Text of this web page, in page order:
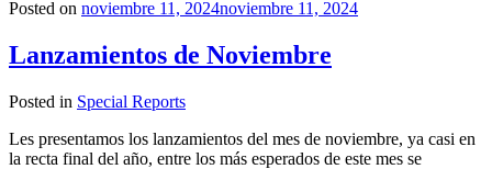
Flight
2024
son
locura"
Posted on noviembre 11, 2024noviembre 11, 2024
Lanzamientos de Noviembre
Posted in Special Reports
Les presentamos los lanzamientos del mes de noviembre, ya casi en
la recta final del año, entre los más esperados de este mes se